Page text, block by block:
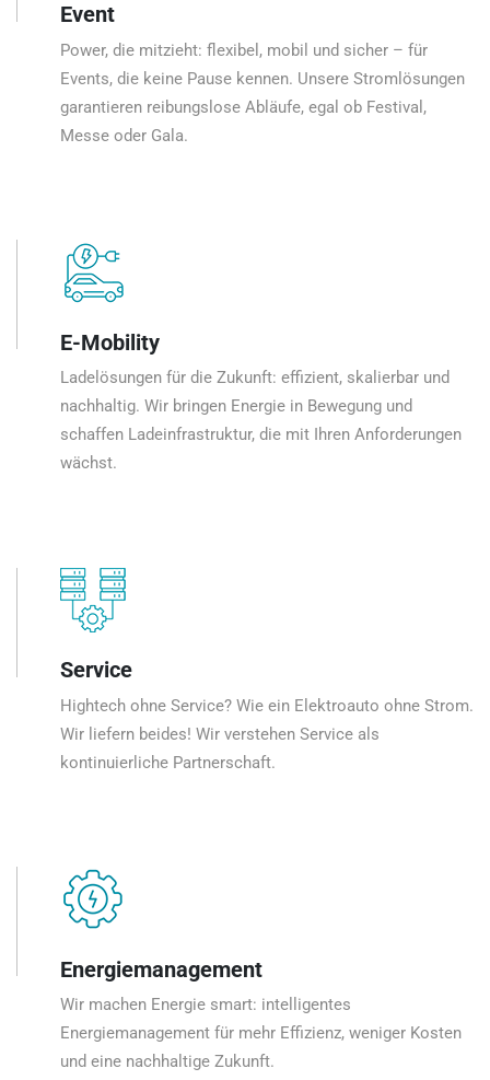
Event
Power, die mitzieht: flexibel, mobil und sicher – für
Events, die keine Pause kennen. Unsere Stromlösungen
garantieren reibungslose Abläufe, egal ob Festival,
Messe oder Gala.
E-Mobility
Ladelösungen für die Zukunft: effizient, skalierbar und
nachhaltig. Wir bringen Energie in Bewegung und
schaffen Ladeinfrastruktur, die mit Ihren Anforderungen
wächst.
Service
Hightech ohne Service? Wie ein Elektroauto ohne Strom.
Wir liefern beides! Wir verstehen Service als
kontinuierliche Partnerschaft.
Energiemanagement
Wir machen Energie smart: intelligentes
Energiemanagement für mehr Effizienz, weniger Kosten
und eine nachhaltige Zukunft.